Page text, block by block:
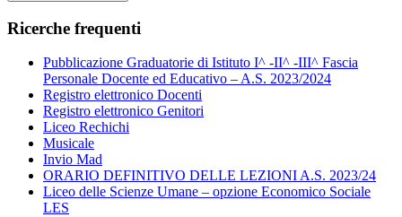
Ricerche frequenti
Pubblicazione Graduatorie di Istituto I^ -II^ -III^ Fascia
Personale Docente ed Educativo – A.S. 2023/2024
Registro elettronico Docenti
Registro elettronico Genitori
Liceo Rechichi
Musicale
Invio Mad
ORARIO DEFINITIVO DELLE LEZIONI A.S. 2023/24
Liceo delle Scienze Umane – opzione Economico Sociale
LES